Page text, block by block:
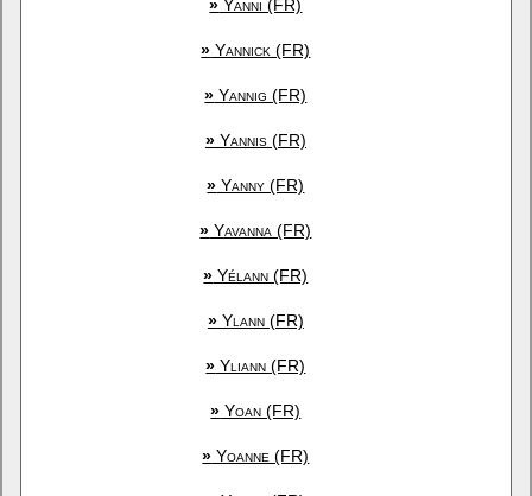
» Yanni (FR)
» Yannick (FR)
» Yannig (FR)
»Yannis (FR)
» Yanny (FR)
» Yavanna (FR)
» Yélann (FR)
»Ylann (FR)
» Yliann (FR)
» Yoan (FR)
» Yoanne (FR)